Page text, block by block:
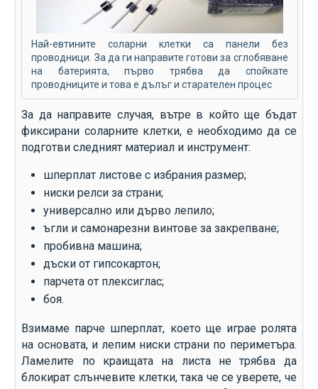
Най-евтините соларни клетки са панели без
проводници. За да ги направите готови за сглобяване
на батерията, първо трябва да спойкате
проводниците и това е дълъг и старателен процес
За да направите случая, вътре в който ще бъдат
фиксирани соларните клетки, е необходимо да се
подготви следният материал и инструмент:
шперплат листове с избрания размер;
ниски релси за страни;
универсално или дърво лепило;
ъгли и самонарезни винтове за закрепване;
пробивна машина;
дъски от гипсокартон;
парчета от плексиглас;
боя.
Взимаме парче шперплат, което ще играе ролята
на основата, и лепим ниски страни по периметъра.
Ламелите по краищата на листа не трябва да
блокират слънчевите клетки, така че се уверете, че